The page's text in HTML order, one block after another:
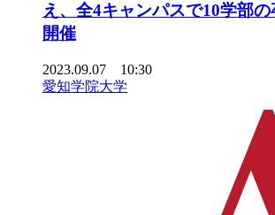
え、全4キャンパスで10学部
開催
2023.09.07 10:30
愛知学院大学